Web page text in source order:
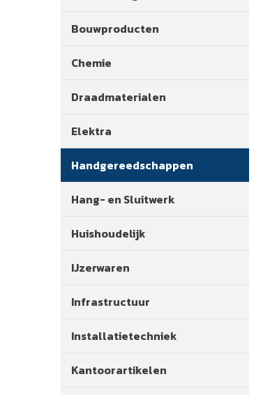
Bouwproducten
Chemie
Draadmaterialen
Elektra
Handgereedschappen
Hang- en Sluitwerk
Huishoudelijk
IJzerwaren
Infrastructuur
Installatietechniek
Kantoorartikelen